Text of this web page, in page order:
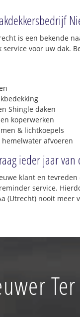
is een bekende
service voor uw dak.
Shingle daken
koperwerken
& lichtkoepels
hemelwater afvoeren
ieder jaar van
klant en
service.
(Utrecht) nooit meer
Ter